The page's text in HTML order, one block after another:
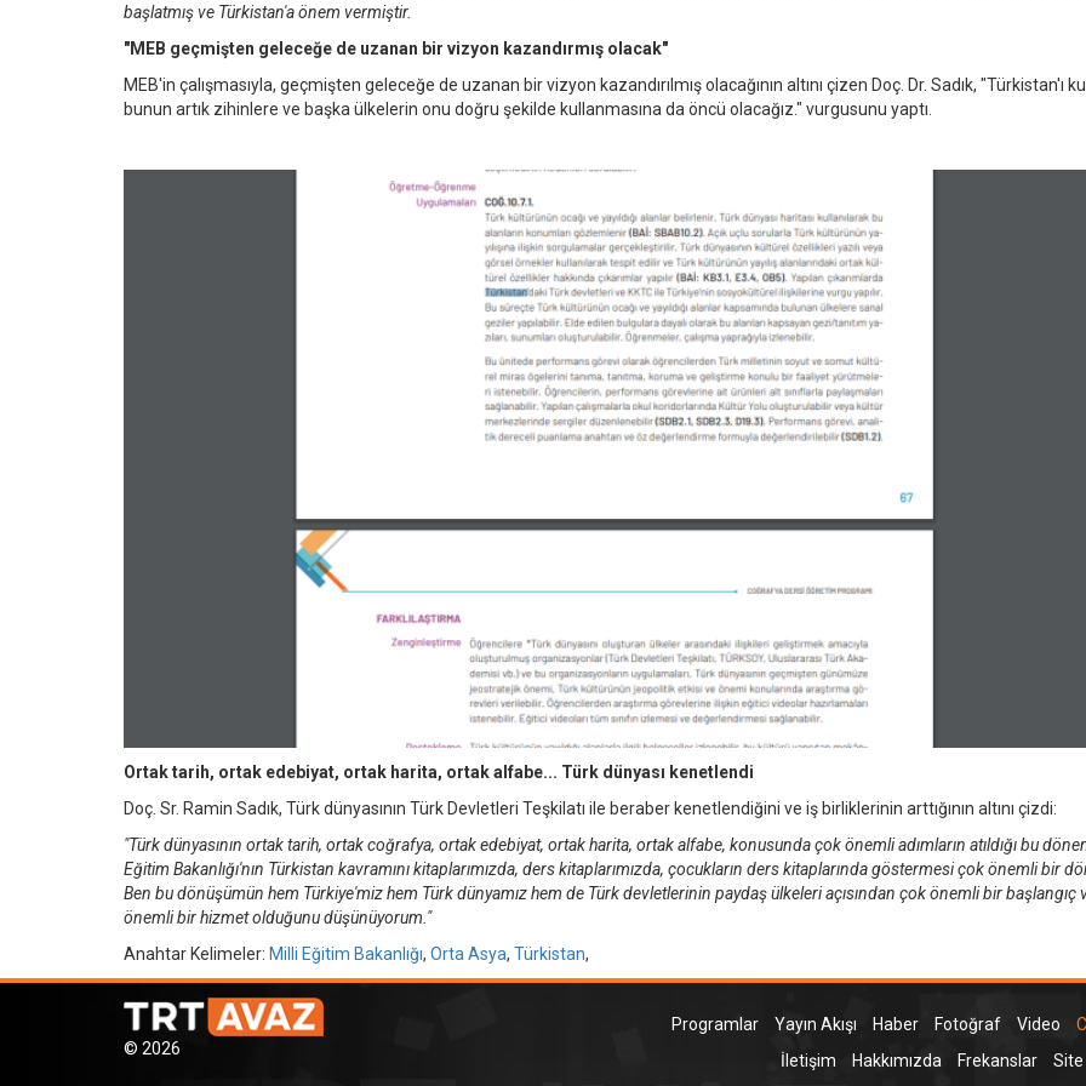
başlatmış ve Türkistan'a önem vermiştir.
"MEB geçmişten geleceğe de uzanan bir vizyon kazandırmış olacak"
MEB'in çalışmasıyla, geçmişten geleceğe de uzanan bir vizyon kazandırılmış olacağının altını çizen Doç. Dr. Sadık, "Türkistan'ı
bunun artık zihinlere ve başka ülkelerin onu doğru şekilde kullanmasına da öncü olacağız." vurgusunu yaptı.
Ortak tarih, ortak edebiyat, ortak harita, ortak alfabe... Türk dünyası kenetlendi
Doç. Sr. Ramin Sadık, Türk dünyasının Türk Devletleri Teşkilatı ile beraber kenetlendiğini ve iş birliklerinin arttığının altını çizdi:
"Türk dünyasının ortak tarih, ortak coğrafya, ortak edebiyat, ortak harita, ortak alfabe, konusunda çok önemli adımların atıldığı bu
Eğitim Bakanlığı'nın Türkistan kavramını kitaplarımızda, ders kitaplarımızda, çocukların ders kitaplarında göstermesi çok önemli bir
Ben bu dönüşümün hem Türkiye'miz hem Türk dünyamız hem de Türk devletlerinin paydaş ülkeleri açısından çok önemli bir başlangıç
önemli bir hizmet olduğunu düşünüyorum."
Anahtar Kelimeler: Milli Eğitim Bakanlığı, Orta Asya, Türkistan,
© 2026
Programlar Yayın Akışı Haber Fotoğraf Video
İletişim
Hakkımızda Frekanslar Site